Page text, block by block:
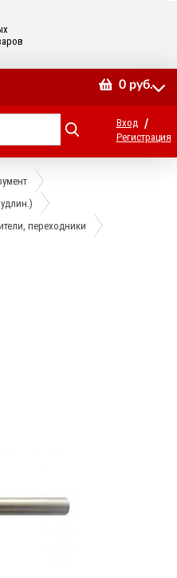
0 руб.
Вход /
Регистрация
переходники